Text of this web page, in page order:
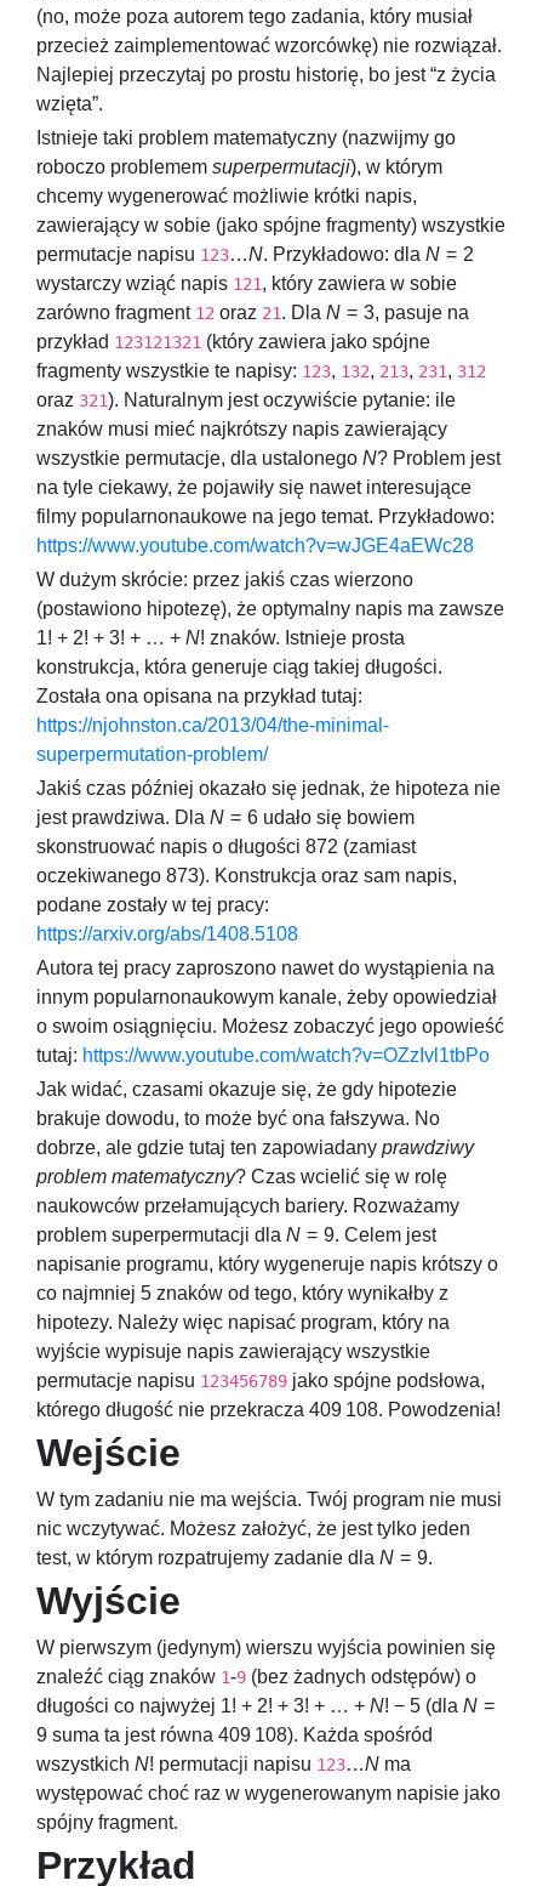
(no, może poza autorem tego zadania, który musiał
przecież zaimplementować wzorcówkę) nie rozwiązał.
Najlepiej przeczytaj po prostu historię, bo jest “z życia
wzięta”.
Istnieje taki problem matematyczny (nazwijmy go
roboczo problemem superpermutacji), w którym
chcemy wygenerować możliwie krótki napis,
zawierający w sobie (jako spójne fragmenty) wszystkie
permutacje napisu 123…N. Przykładowo: dla N = 2
wystarczy wziąć napis 121, który zawiera w sobie
zarówno fragment 12 oraz 21. Dla N = 3, pasuje na
przykład 123121321 (który zawiera jako spójne
fragmenty wszystkie te napisy: 123, 132, 213, 231, 312
oraz 321). Naturalnym jest oczywiście pytanie: ile
znaków musi mieć najkrótszy napis zawierający
wszystkie permutacje, dla ustalonego N? Problem jest
na tyle ciekawy, że pojawiły się nawet interesujące
filmy popularnonaukowe na jego temat. Przykładowo:
https://www.youtube.com/watch?v=wJGE4aEWc28
W dużym skrócie: przez jakiś czas wierzono
(postawiono hipotezę), że optymalny napis ma zawsze
1! + 2! + 3! + … + N! znaków. Istnieje prosta
konstrukcja, która generuje ciąg takiej długości.
Została ona opisana na przykład tutaj:
https://njohnston.ca/2013/04/the-minimal-
superpermutation-problem/
Jakiś czas później okazało się jednak, że hipoteza nie
jest prawdziwa. Dla N = 6 udało się bowiem
skonstruować napis o długości 872 (zamiast
oczekiwanego 873). Konstrukcja oraz sam napis,
podane zostały w tej pracy:
https://arxiv.org/abs/1408.5108
Autora tej pracy zaproszono nawet do wystąpienia na
innym popularnonaukowym kanale, żeby opowiedział
o swoim osiągnięciu. Możesz zobaczyć jego opowieść
tutaj: https://www.youtube.com/watch?v=OZzIvl1tbPo
Jak widać, czasami okazuje się, że gdy hipotezie
brakuje dowodu, to może być ona fałszywa. No
dobrze, ale gdzie tutaj ten zapowiadany prawdziwy
problem matematyczny? Czas wcielić się w rolę
naukowców przełamujących bariery. Rozważamy
problem superpermutacji dla N = 9. Celem jest
napisanie programu, który wygeneruje napis krótszy o
co najmniej 5 znaków od tego, który wynikałby z
hipotezy. Należy więc napisać program, który na
wyjście wypisuje napis zawierający wszystkie
permutacje napisu 123456789 jako spójne podsłowa,
którego długość nie przekracza 409 108. Powodzenia!
Wejście
W tym zadaniu nie ma wejścia. Twój program nie musi
nic wczytywać. Możesz założyć, że jest tylko jeden
test, w którym rozpatrujemy zadanie dla N = 9.
Wyjście
W pierwszym (jedynym) wierszu wyjścia powinien się
znaleźć ciąg znaków 1-9 (bez żadnych odstępów) o
długości co najwyżej 1! + 2! + 3! + … + N! − 5 (dla N =
9 suma ta jest równa 409 108). Każda spośród
wszystkich N! permutacji napisu 123…N ma
występować choć raz w wygenerowanym napisie jako
spójny fragment.
Przykład